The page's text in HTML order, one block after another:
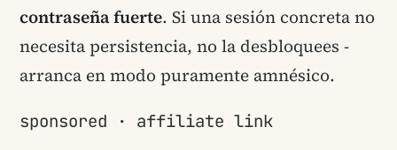
contraseña fuerte. Si una sesión concreta no
necesita persistencia, no la desbloquees -
arranca en modo puramente amnésico.
sponsored · affiliate link